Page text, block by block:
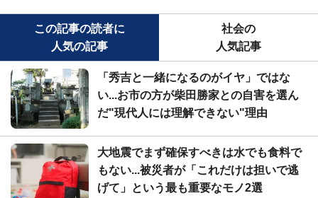
この記事の読者に
人気の記事
社会の
人気記事
「秀吉と一緒になるのがイヤ」ではな
い...お市の方が柴田勝家との自害を選ん
だ"現代人には理解できない"理由
大地震でまず確保すべきは水でも食料で
もない...被災者が「これだけは担いで逃
げて」という最も重要なモノ2選